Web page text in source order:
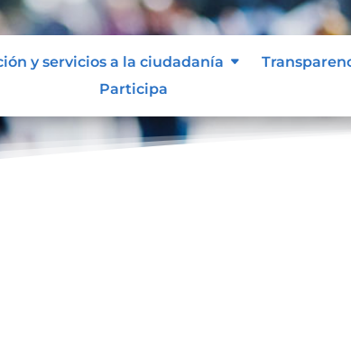
y servicios a la ciudadanía
Participa